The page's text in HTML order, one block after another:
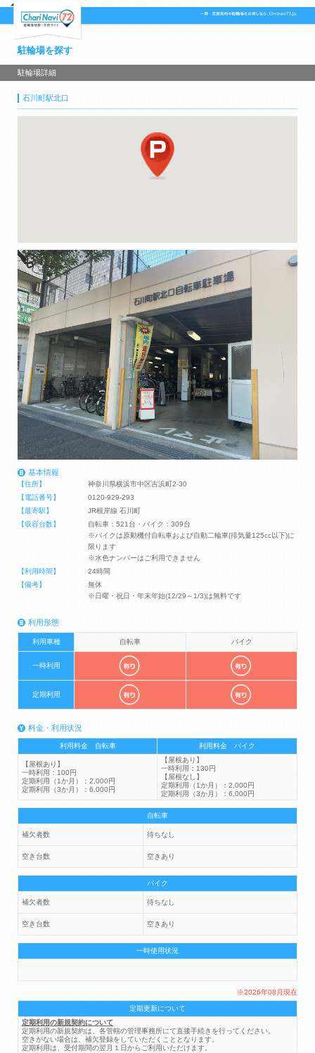
駐輪場を探す
駐輪場詳細
石川町駅北口
基本情報
【住所】
神奈川県横浜市中区吉浜町2-30
【電話番号】
0120-929-293
【最寄駅】
JR根岸線 石川町
【収容台数】
自転車：521台・バイク：309台
※バイクは原動機付自転車および自動二輪車(排気量125cc以下)に
限ります
※水色ナンバーはご利用できません
【利用時間】
24時間
【備考】
無休
※日曜・祝日・年末年始(12/29～1/3)は無料です
利用形態
利用車種 自転車 バイク
一時利用
定期利用
料金・利用状況
利用料金 自転車 利用料金 バイク
【屋根あり】
一時利用：100円
定期利用（1か月）：2,000円
定期利用（3か月）：6,000円
【屋根あり】
一時利用：130円
【屋根なし】
定期利用（1か月）：2,000円
定期利用（3か月）：6,000円
自転車
補欠者数 待ちなし
空き台数 空きあり
バイク
補欠者数 待ちなし
空き台数 空きあり
一時使用状況
※2026年08月現在
定期更新について
定期利用の新規契約について
定期利用の新規契約は、各管轄の管理事務所にて直接手続きを行ってください。
空きがない場合は、補欠登録をしていただくこととなります。
定期利用は、受付期間の翌月１日からご利用いただけます。